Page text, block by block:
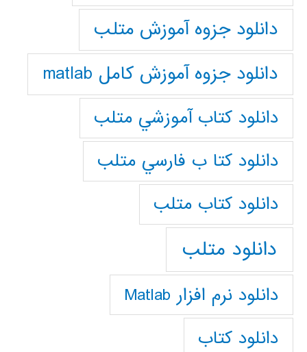
دانلود جزوه آموزش متلب
دانلود جزوه آموزش کامل matlab
دانلود كتاب آموزشي متلب
دانلود كتا ب فارسي متلب
دانلود كتاب متلب
دانلود متلب
دانلود نرم افزار Matlab
دانلود کتاب